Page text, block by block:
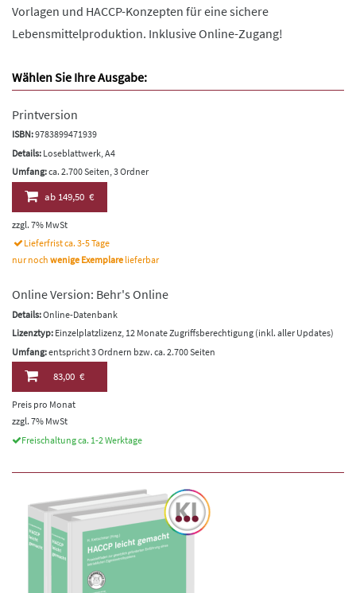
Vorlagen und HACCP-Konzepten für eine sichere
Lebensmittelproduktion. Inklusive Online-Zugang!
Wählen Sie Ihre Ausgabe:
Printversion
ISBN:9783899471939
Details: Loseblattwerk, A4
Umfang:ca. 2.700 Seiten, 3 Ordner
ab149,50 €
zzgl. 7% MwSt
Lieferfrist ca. 3-5 Tage
nur noch wenige Exemplare lieferbar
Online Version: Behr's Online
Details:Online-Datenbank
Lizenztyp: Einzelplatzlizenz, 12 Monate Zugriffsberechtigung (inkl. aller Updates)
Umfang:entspricht 3 Ordnern bzw. ca. 2.700 Seiten
83,00 €
Preis pro Monat
zzgl. 7% MwSt
Freischaltung ca. 1-2 Werktage